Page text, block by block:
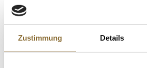
Zustimmung Details
€ 19,90